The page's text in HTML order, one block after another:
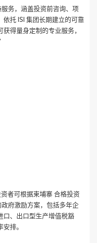
务，涵盖投资前咨询、项
托 ISI 集团长期建立的可靠
得量身定制的专业服务，
者可根据柬埔寨 合格投资
府激励方案，包括多年企
口、出口型生产增值税豁
排。